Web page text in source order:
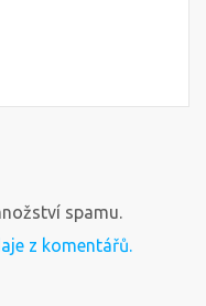
spamu.
z komentářů.